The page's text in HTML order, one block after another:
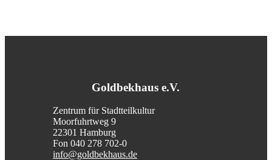
Goldbekhaus e.V.
Zentrum für Stadtteilkultur
Moorfuhrtweg 9
22301 Hamburg
Fon 040 278 702-0
info@goldbekhaus.de